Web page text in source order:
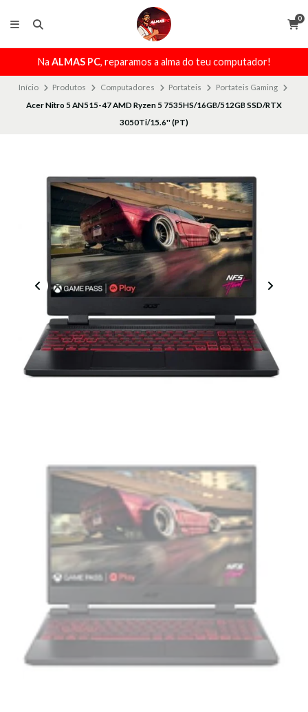
0
Na ALMAS PC, reparamos a alma do teu computador!
Início Produtos Computadores Portateis
Portateis Gaming
Acer Nitro 5 AN515-47 AMD Ryzen 5 7535HS/16GB/512GB SSD/RTX
3050Ti/15.6'' (PT)